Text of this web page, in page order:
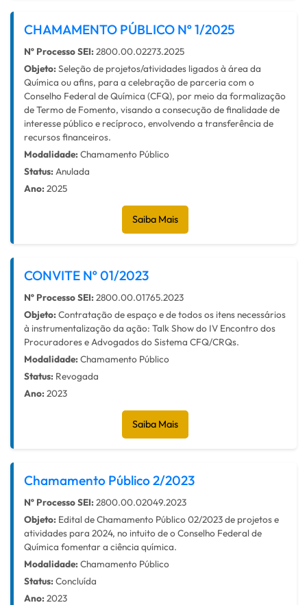
CHAMAMENTO PÚBLICO Nº 1/2025
Nº Processo SEI: 2800.00.02273.2025
Objeto: Seleção de projetos/atividades ligados à área da
Química ou afins, para a celebração de parceria com o
Conselho Federal de Química (CFQ), por meio da formalização
de Termo de Fomento, visando a consecução de finalidade de
interesse público e recíproco, envolvendo a transferência de
recursos financeiros.
Modalidade: Chamamento Público
Status: Anulada
Ano: 2025
Saiba Mais
CONVITE Nº 01/2023
Nº Processo SEI: 2800.00.01765.2023
Objeto: Contratação de espaço e de todos os itens necessários
à instrumentalização da ação: Talk Show do IV Encontro dos
Procuradores e Advogados do Sistema CFQ/CRQs.
Modalidade: Chamamento Público
Status: Revogada
Ano: 2023
Saiba Mais
Chamamento Público 2/2023
Nº Processo SEI: 2800.00.02049.2023
Objeto: Edital de Chamamento Público 02/2023 de projetos e
atividades para 2024, no intuito de o Conselho Federal de
Química fomentar a ciência química.
Modalidade: Chamamento Público
Status: Concluída
Ano: 2023